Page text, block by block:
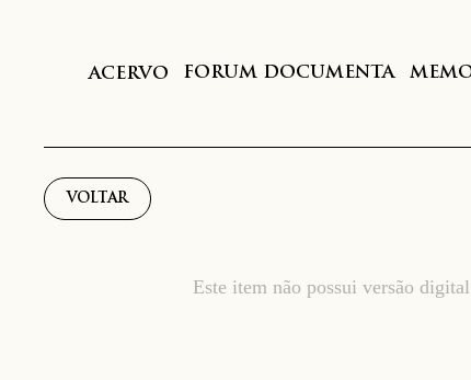
ACERVO FORUM DOCUMENTA
VOLTAR
Este item não possui versão digital